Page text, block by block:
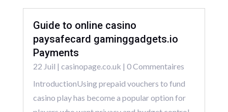
Guide to online casino
paysafecard gaminggadgets.io
Payments
22 Juil | casinopage.co.uk | 0 Commentaires
IntroductionUsing prepaid vouchers to fund
casino play has become a popular option for